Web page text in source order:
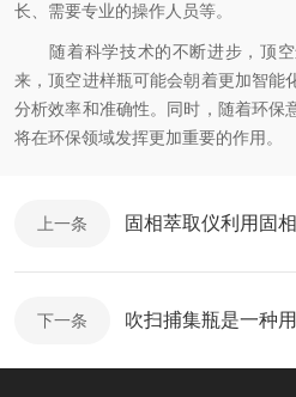
长、需要专业的操作人员等。
随着科学技术的不断进步，顶空
来，顶空进样瓶可能会朝着更加智能
分析效率和准确性。同时，随着环保
将在环保领域发挥更加重要的作用。
上一条
下一条